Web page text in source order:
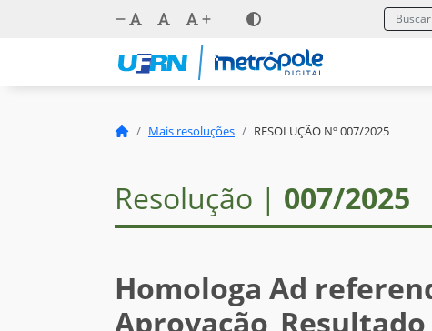
Mais resoluções RESOLUÇÃO Nº 007/2025
Resolução | 007/2025
Homologa Ad